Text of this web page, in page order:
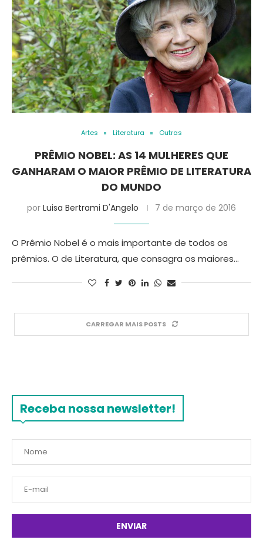
Artes Literatura Outras
PRÊMIO NOBEL: AS 14 MULHERES QUE
GANHARAM O MAIOR PRÊMIO DE LITERATURA
DO MUNDO
por Luisa Bertrami D'Angelo 7 de março de 2016
O Prêmio Nobel é o mais importante de todos os
prêmios. O de Literatura, que consagra os maiores…
CARREGAR MAIS POSTS
Receba nossa newsletter!